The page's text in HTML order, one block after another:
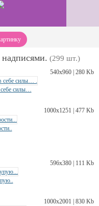
(299 шт.)
540х960 | 280 Kb
себе силы…
1000х1251 | 477 Kb
596х380 | 111 Kb
1000х2001 | 830 Kb